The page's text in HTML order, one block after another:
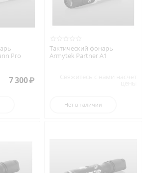
Pro
7 300₽
Тактический фонарь
Armytek Partner A1
Нет в наличии